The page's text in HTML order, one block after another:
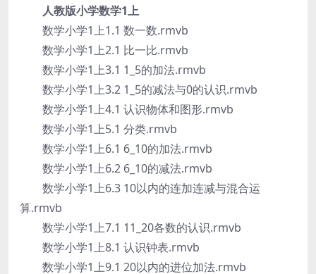
人教版小学数学1上
数学小学1上1.1 数一数.rmvb
数学小学1上2.1 比一比.rmvb
数学小学1上3.1 1_5的加法.rmvb
数学小学1上3.2 1_5的减法与0的认识.rmvb
数学小学1上4.1 认识物体和图形.rmvb
数学小学1上5.1 分类.rmvb
数学小学1上6.1 6_10的加法.rmvb
数学小学1上6.2 6_10的减法.rmvb
数学小学1上6.3 10以内的连加连减与混合运
算.rmvb
数学小学1上7.1 11_20各数的认识.rmvb
数学小学1上8.1 认识钟表.rmvb
数学小学1上9.1 20以内的进位加法.rmvb